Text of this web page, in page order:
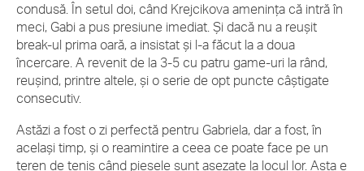
condusă. În setul doi, când Krejcikova amenința că intră în
meci, Gabi a pus presiune imediat. Și dacă nu a reușit
break-ul prima oară, a insistat și l-a făcut la a doua
încercare. A revenit de la 3-5 cu patru game-uri la rând,
reușind, printre altele, și o serie de opt puncte câștigate
consecutiv.
Astăzi a fost o zi perfectă pentru Gabriela, dar a fost, în
același timp, și o reamintire a ceea ce poate face pe un
teren de tenis când piesele sunt așezate la locul lor. Asta e